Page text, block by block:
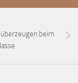
überzeugen beim